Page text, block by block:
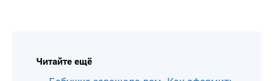
Читайте ещё